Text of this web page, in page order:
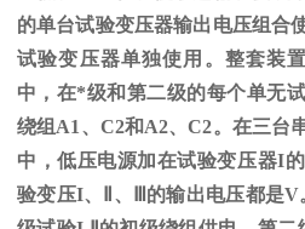
的单台试验变压器输出电压组合
试验变压器单独使用。整套装
中，在*级和第二级的每个单无
绕组 A1 、 C2和A2、C2。在三台
中，低压电源加在试验变压器I
验变压I、 、 的输出电压都是V